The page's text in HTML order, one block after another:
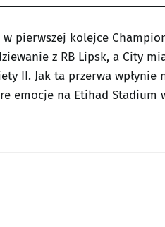
pierwszej kolejce
z RB Lipsk, a City
II. Jak ta przerwa wpłynie
emocje na Etihad Stadium